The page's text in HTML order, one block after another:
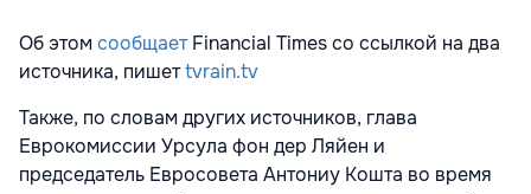
Об этомсообщаетFinancial Times со ссылкой на два
источника, пишетtvrain.tv
Также, по словам других источников, глава
Еврокомиссии Урсула фон дер Ляйен и
председатель Евросовета Антониу Кошта во время